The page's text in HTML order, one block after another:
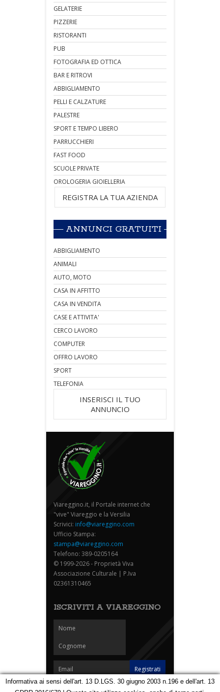
GELATERIE
PIZZERIE
RISTORANTI
PUB
FOTOGRAFIA ED OTTICA
BAR E RITROVI
ABBIGLIAMENTO
PELLI E CALZATURE
PALESTRE
SPORT E TEMPO LIBERO
PARRUCCHIERI
FAST FOOD
SCUOLE PRIVATE
OROLOGERIA GIOIELLERIA
REGISTRA LA TUA AZIENDA
ANNUNCI GRATUITI
ABBIGLIAMENTO
ANIMALI
AUTO, MOTO
CASA IN AFFITTO
CASA IN VENDITA
CASE E ATTIVITA'
CERCO LAVORO
COMPUTER
OFFRO LAVORO
SPORT
TELEFONIA
INSERISCI IL TUO
ANNUNCIO
Viareggino.it, il Portale internet che
"vive" Viareggio e la Versilia
Scrivici: info@viareggino.com
Ufficio Stampa:
stampa@viareggino.com
Telefono: 389-0205164
© 1999-2026 - Proprietà Viva
Associazione Culturale | P.Iva
02361310465
ISCRIVITI A VIAREGGINO
Informativa ai sensi dell'art. 13 D.LGS. 30 giugno 2003 n.196 e dell'art. 13